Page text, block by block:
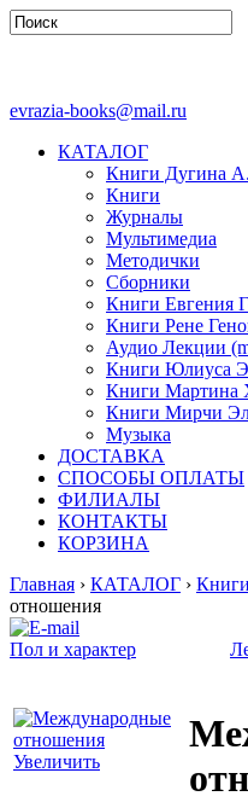
evrazia-books@mail.ru
КАТАЛОГ
Книги Дугина
Книги
Журналы
Мультимедиа
Методички
Сборники
Книги Евгения
Книги Рене
Аудио Лекции
Книги Юлиуса
Книги Мартина
Книги Мирчи
Музыка
ДОСТАВКА
СПОСОБЫ ОПЛАТЫ
ФИЛИАЛЫ
КОНТАКТЫ
КОРЗИНА
Главная › КАТАЛОГ ›
отношения
Пол и характер
Увеличить